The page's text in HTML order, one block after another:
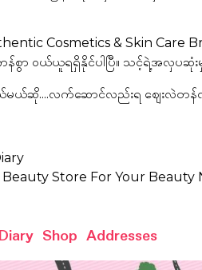
Cosmetics & Skin Care
ကန်စွာ ဝယ်ယူရရှိနိုင်ပါပြီ။ သင့်ရဲ့အလှပဆုံ
ဆို....လက်ဆောင်လည်းရ ဈေးလဲတန်လှတဲ့
Store For Your Beauty
Shop Addresses